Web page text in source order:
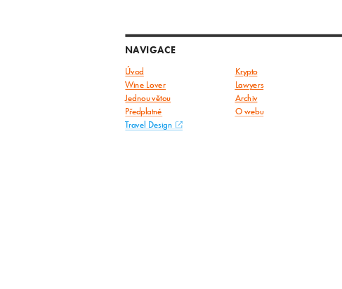
NAVIGACE
Úvod Krypto
Wine Lover
Lawyers
Jednou větou
Archiv
Předplatné O webu
Travel Design